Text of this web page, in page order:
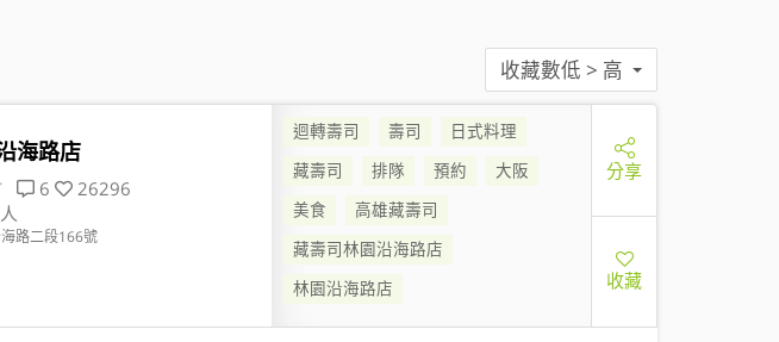
收藏數低 > 高
海路店
6
26296
路二段166號
迴轉壽司 壽司
日式料理
藏壽司
排隊 預約
大阪
美食
高雄藏壽司
藏壽司林園沿海路店
林園沿海路店
分享
收藏